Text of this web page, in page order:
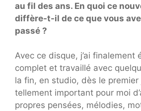
au fil des ans. En quoi ce
diffère-t-il de ce que vous
passé ?
Avec ce disque, j’ai finalement
complet et travaillé avec
la fin, en studio, dès le premier
tellement important pour moi
propres pensées, mélodies,